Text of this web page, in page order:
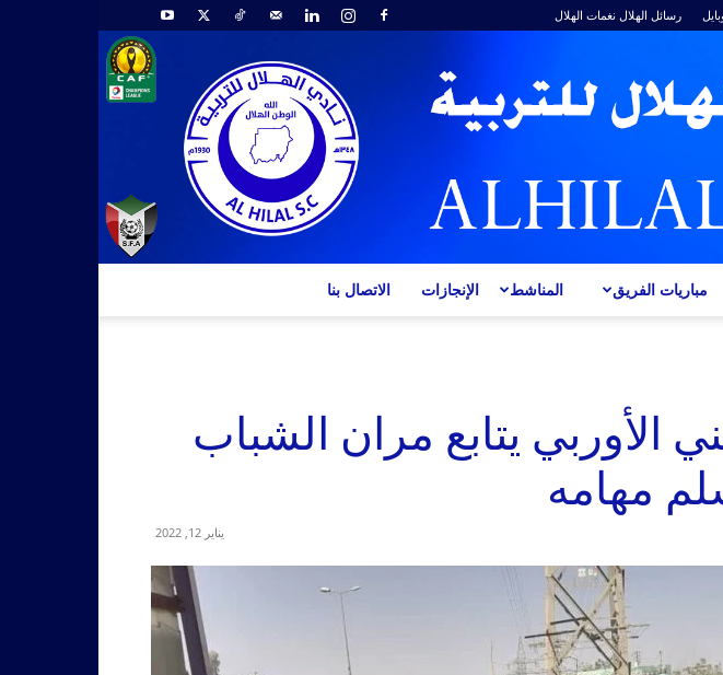
رسائل الهلال نغمات الهلال
الاتصال بنا الإنجازات المناشط مباريات الفريق
الأوربي يتابع مران الشباب
مهامه
يناير 12, 2022